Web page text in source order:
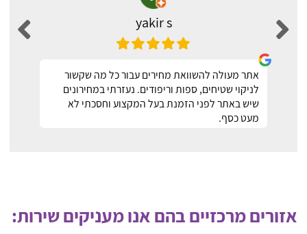
yakir s
אתר מעולה להשוואת מחירים עבור כל מה שקשור
לניקוי שטיחים, ספות וריפודים. נעזרתי במחירונים
שיש באתר לפני הזמנת בעל המקצוע וחסכתי לא
מעט כסף.
אזורים מרכזיים בהם אנו מעניקים שירות: